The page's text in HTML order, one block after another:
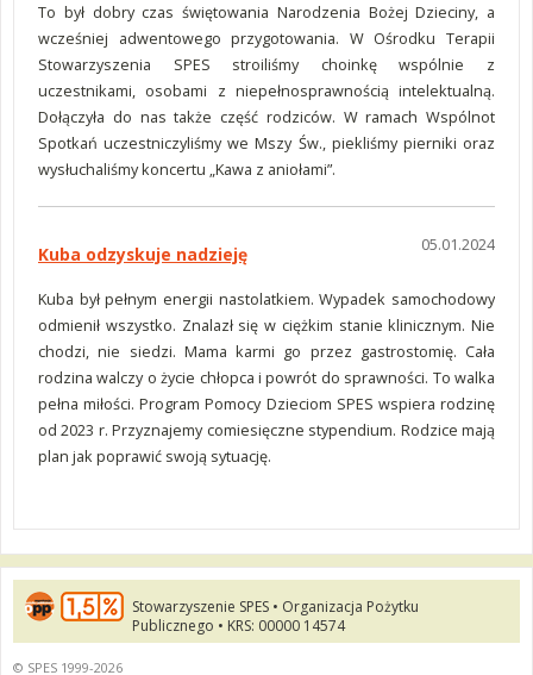
To był dobry czas świętowania Narodzenia Bożej Dzieciny, a
wcześniej adwentowego przygotowania. W Ośrodku Terapii
Stowarzyszenia SPES stroiliśmy choinkę wspólnie z
uczestnikami, osobami z niepełnosprawnością intelektualną.
Dołączyła do nas także część rodziców. W ramach Wspólnot
Spotkań uczestniczyliśmy we Mszy Św., piekliśmy pierniki oraz
wysłuchaliśmy koncertu „Kawa z aniołami”.
05.01.2024
Kuba odzyskuje nadzieję
Kuba był pełnym energii nastolatkiem. Wypadek samochodowy
odmienił wszystko. Znalazł się w ciężkim stanie klinicznym. Nie
chodzi, nie siedzi. Mama karmi go przez gastrostomię. Cała
rodzina walczy o życie chłopca i powrót do sprawności. To walka
pełna miłości. Program Pomocy Dzieciom SPES wspiera rodzinę
od 2023 r. Przyznajemy comiesięczne stypendium. Rodzice mają
plan jak poprawić swoją sytuację.
Stowarzyszenie SPES • Organizacja Pożytku
Publicznego • KRS: 00000 14574
© SPES 1999-2026